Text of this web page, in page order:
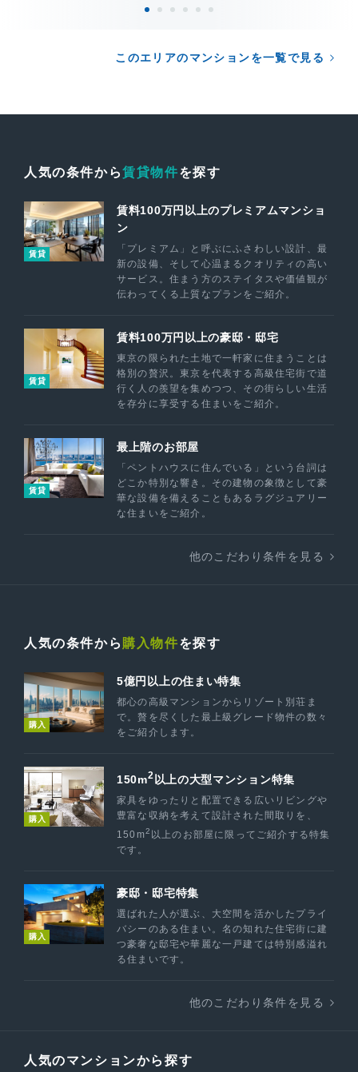
このエリアのマンションを一覧で見る
人気の条件から賃貸物件を探す
賃貸
賃料100万円以上のプレミアムマンショ
ン
「プレミアム」と呼ぶにふさわしい設計、最
新の設備、そして心温まるクオリティの高い
サービス。住まう方のステイタスや価値観が
伝わってくる上質なプランをご紹介。
賃貸
賃料100万円以上の豪邸・邸宅
東京の限られた土地で一軒家に住まうことは
格別の贅沢。東京を代表する高級住宅街で道
行く人の羨望を集めつつ、その街らしい生活
を存分に享受する住まいをご紹介。
賃貸
最上階のお部屋
「ペントハウスに住んでいる」という台詞は
どこか特別な響き。その建物の象徴として豪
華な設備を備えることもあるラグジュアリー
な住まいをご紹介。
他のこだわり条件を見る
人気の条件から 購入物件を探す
購入
5億円以上の住まい特集
都心の高級マンションからリゾート別荘ま
で。贅を尽くした最上級グレード物件の数々
をご紹介します。
購入
150m2 以上の大型マンション特集
家具をゆったりと配置できる広いリビングや
豊富な収納を考えて設計された間取りを、
150m2 以上のお部屋に限ってご紹介する特集
です。
購入
豪邸・邸宅特集
選ばれた人が選ぶ、大空間を活かしたプライ
バシーのある住まい。名の知れた住宅街に建
つ豪奢な邸宅や華麗な一戸建ては特別感溢れ
る住まいです。
他のこだわり条件を見る
人気のマンションから探す